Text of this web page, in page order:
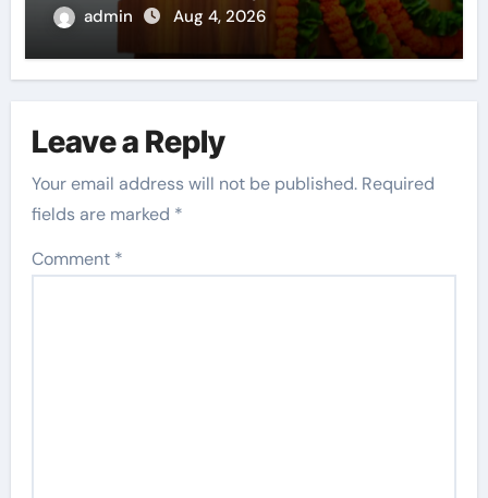
admin
Aug 4, 2026
Leave a Reply
Your email address will not be published. Required
fields are marked *
Comment *